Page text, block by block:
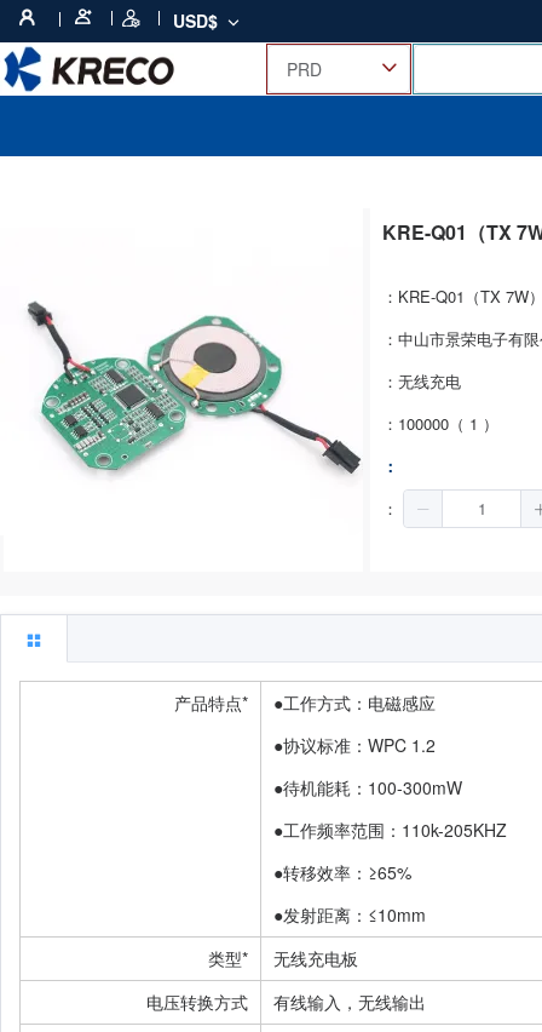
USD$
KRE-Q01（TX
：KRE-Q01（TX 7W
：中山市景荣电子有
：无线充电
：100000（ 1 ）
：
：
产品特点*
●工作方式：电磁感应
●协议标准：WPC 1.2
●待机能耗：100-300mW
●工作频率范围：110k-205KHZ
●转移效率：≥65%
●发射距离：≤10mm
类型*
无线充电板
电压转换方式
有线输入，无线输出